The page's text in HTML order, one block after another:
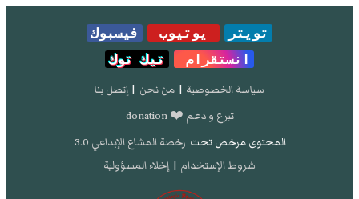
تويتر يوتيوب
فيسبوك
انستقرام
تيك توك
سياسة الخصوصية | من نحن | إتصل بنا
تبرع و دعم ❤️ donation
المحتوى مرخص تحت رخصة المشاع الإبداعي 3.0
شروط الإستخدام | إخلاء المسؤولية